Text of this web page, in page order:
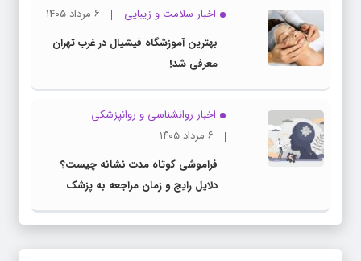
اخبار سلامت و زیبایی
۶ مرداد ۱۴۰۵
بهترین آموزشگاه فیشیال در غرب تهران
معرفی شد!
اخبار روانشناسی و روانپزشكی
۶ مرداد ۱۴۰۵
فراموشی کوتاه مدت نشانه چیست؟
دلایل رایج و زمان مراجعه به پزشک